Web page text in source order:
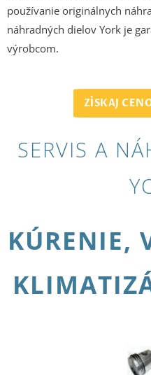
používanie originálnych
náhradných dielov York je
výrobcom.
ZÍSKAJ
SERVIS A
KÚRENIE,